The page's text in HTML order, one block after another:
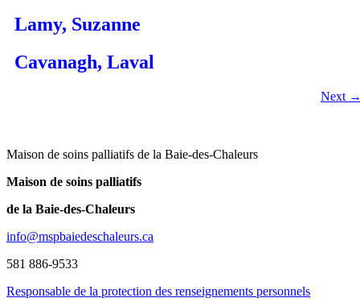
Lamy, Suzanne
Cavanagh, Laval
Next
Maison de soins palliatifs de la Baie-des-Chaleurs
Maison de soins palliatifs
de la Baie-des-Chaleurs
info@mspbaiedeschaleurs.ca
581 886-9533
Responsable de la protection des renseignements personnels